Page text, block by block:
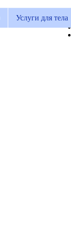
Услуги для тела